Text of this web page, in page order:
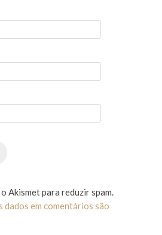
Akismet para reduzir spam.
dados em comentários são